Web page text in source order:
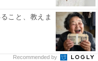
こと、教えま
Recommended by